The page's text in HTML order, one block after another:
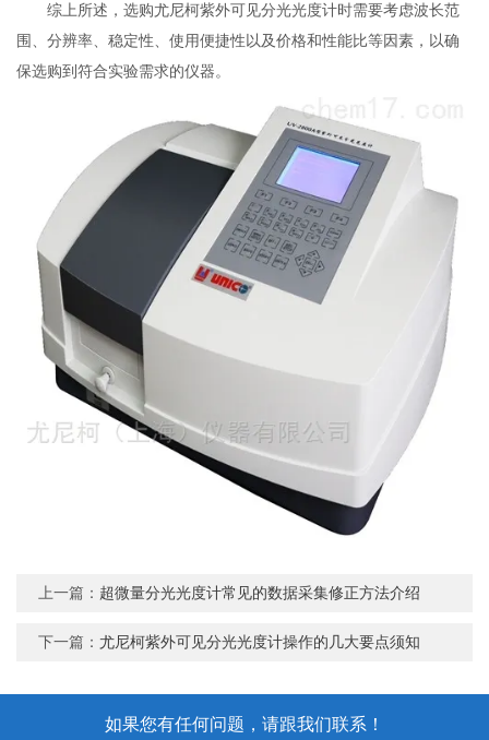
综上所述，选购尤尼柯紫外可见分光光度计时需要考虑波长范
围、分辨率、稳定性、使用便捷性以及价格和性能比等因素，以确
保选购到符合实验需求的仪器。
上一篇： 超微量分光光度计常见的数据采集修正方法介绍
下一篇：尤尼柯紫外可见分光光度计操作的几大要点须知
如果您有任何问题，请跟我们联系！